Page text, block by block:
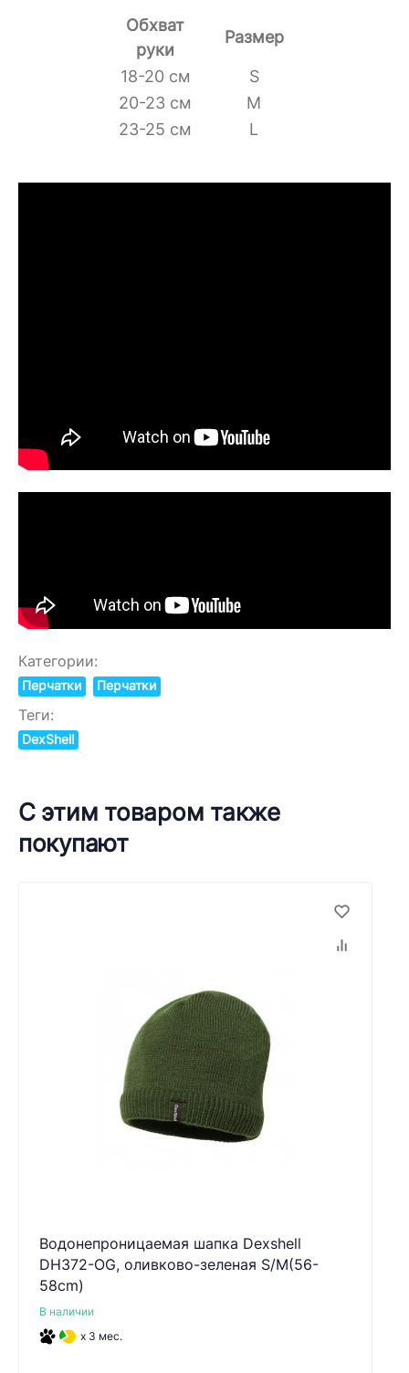
Обхват
руки
Размер
18-20 см
S
20-23 см
M
23-25 см
L
Категории:
Перчатки Перчатки
Теги:
DexShell
С этим товаром также
покупают
Водонепроницаемая шапка Dexshell
DH372-OG, оливково-зеленая S/M(56-
58cm)
В наличии
x 3 мес.